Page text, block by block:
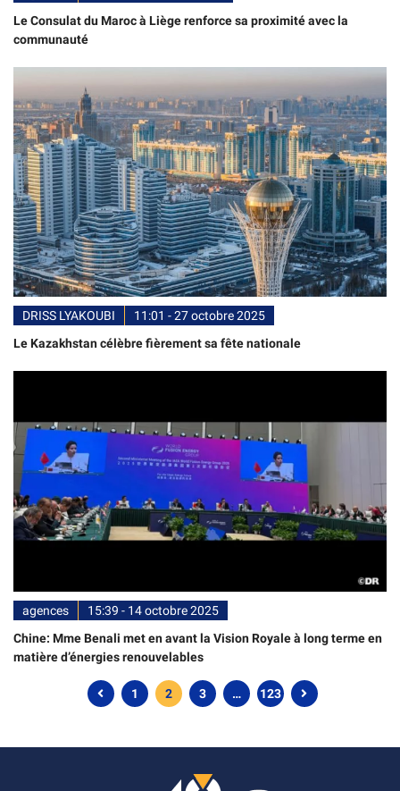
Le Consulat du Maroc à Liège renforce sa proximité avec la
communauté
DRISS LYAKOUBI
11:01 - 27 octobre 2025
Le Kazakhstan célèbre fièrement sa fête nationale
agences
15:39 - 14 octobre 2025
Chine: Mme Benali met en avant la Vision Royale à long terme en
matière d’énergies renouvelables
1 2 3 … 123